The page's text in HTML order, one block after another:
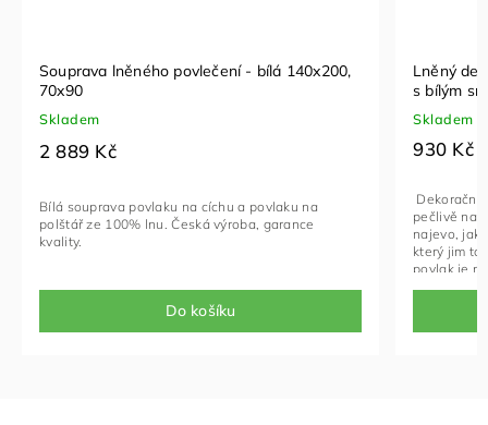
Souprava lněného povlečení - bílá 140x200,
70x90
Skladem
2 889 Kč
Do košíku
Bílá souprava povlaku na cíchu a povlaku na
polštář ze 100% lnu. Česká výroba, garance
kvality.
Lněný
s bílým
Skladem
930 Kč
Dekorační
pečlivě
najevo, jak
který jim to
povlak je